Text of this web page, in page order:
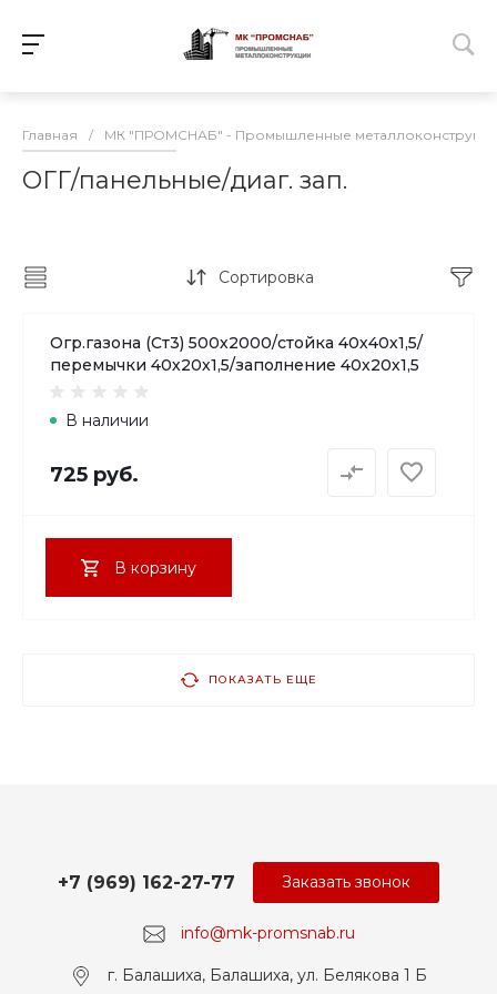
Главная / МК "ПРОМСНАБ" - Промышленные
ОГГ/панельные/диаг. зап.
Сортировка
Огр.газона (Ст3) 500х2000/стойка 40х40х1,5/
перемычки 40х20х1,5/заполнение 40х20х1,5
В наличии
725 руб.
В корзину
ПОКАЗАТЬ ЕЩЕ
info@mk-promsnab.ru
+7 (969) 162-27-77
г. Балашиха, Балашиха, ул. Белякова 1 Б
Заказать звонок